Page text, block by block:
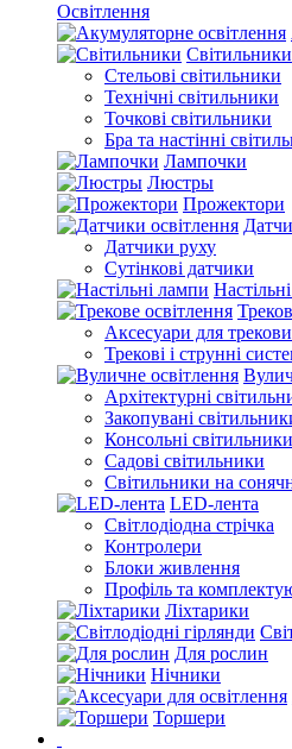
Освітлення
Світильники
Стельові світильники
Технічні світильники
Точкові світильники
Бра та настінні
Лампочки
Люстры
Прожектори
Датчики руху
Сутінкові датчики
Аксесуари для
Трекові і струнні
Архітектурні
Закопувані
Консольні світильники
Садові світильники
Світильники на
LED-лента
Світлодіодна стрічка
Контролери
Блоки живлення
Профіль та
Ліхтарики
Для рослин
Нічники
Торшери